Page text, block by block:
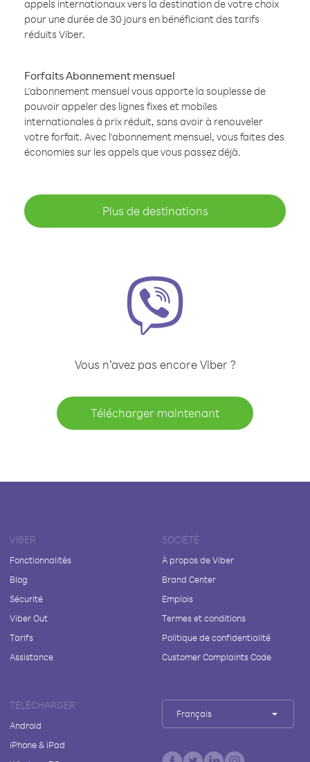
appels internationaux vers la destination de votre choix
pour une durée de 30 jours en bénéficiant des tarifs
réduits Viber.
Forfaits Abonnement mensuel
L'abonnement mensuel vous apporte la souplesse de
pouvoir appeler des lignes fixes et mobiles
internationales à prix réduit, sans avoir à renouveler
votre forfait. Avec l'abonnement mensuel, vous faites des
économies sur les appels que vous passez déjà.
Plus de destinations
Vous n’avez pas encore Viber ?
Télécharger maintenant
VIBER
Fonctionnalités
Blog
Sécurité
Viber Out
Tarifs
Assistance
SOCIÉTÉ
À propos de Viber
Brand Center
Emplois
Termes et conditions
Politique de confidentialité
Customer Complaints Code
TÉLÉCHARGER
Android
iPhone & iPad
Français